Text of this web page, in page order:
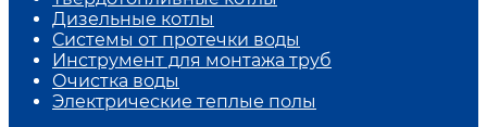
Дизельные котлы
Системы от протечки воды
Инструмент для монтажа труб
Очистка воды
Электрические теплые полы